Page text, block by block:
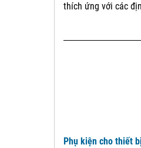
thích ứng với các
Phụ kiện cho thiết